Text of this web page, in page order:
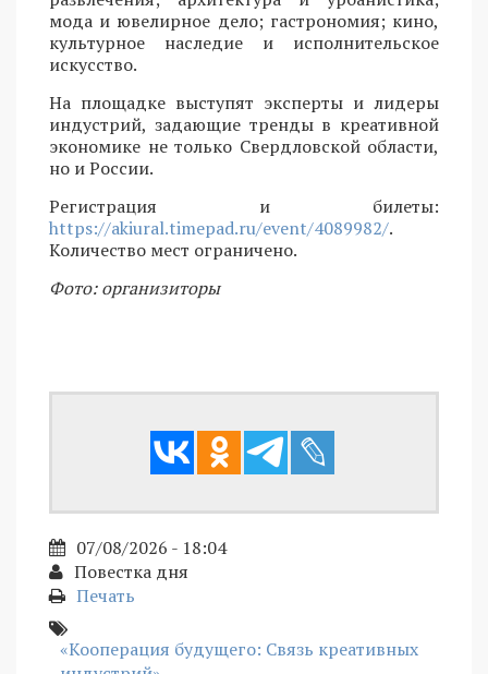
мода и ювелирное дело; гастрономия; кино,
культурное наследие и исполнительское
искусство.
На площадке выступят эксперты и лидеры
индустрий, задающие тренды в креативной
экономике не только Свердловской области,
но и России.
Регистрация и билеты:
https://akiural.timepad.ru/event/4089982/.
Количество мест ограничено.
Фото: организиторы
07/08/2026 - 18:04
Повестка дня
Печать
«Кооперация будущего: Связь креативных